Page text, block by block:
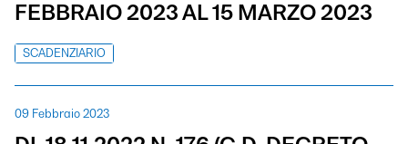
FEBBRAIO 2023 AL 15 MARZO 2023
SCADENZIARIO
09 Febbraio 2023